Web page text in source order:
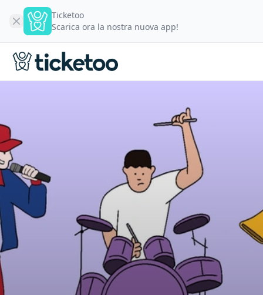
Ticketoo
Scarica ora la nostra nuova app!